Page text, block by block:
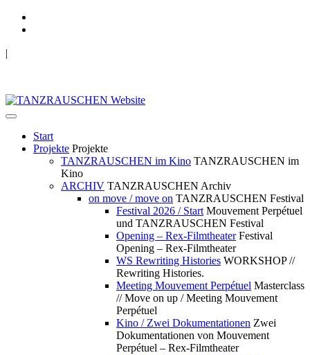
|
Start
Projekte Projekte
TANZRAUSCHEN im Kino TANZRAUSCHEN im
Kino
ARCHIV TANZRAUSCHEN Archiv
on move / move on TANZRAUSCHEN Festival
Festival 2026 / Start Mouvement Perpétuel
und TANZRAUSCHEN Festival
Opening – Rex-Filmtheater Festival
Opening – Rex-Filmtheater
WS Rewriting Histories WORKSHOP //
Rewriting Histories.
Meeting Mouvement Perpétuel Masterclass
// Move on up / Meeting Mouvement
Perpétuel
Kino / Zwei Dokumentationen Zwei
Dokumentationen von Mouvement
Perpétuel – Rex-Filmtheater